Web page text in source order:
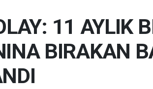
11 AYLIK
BIRAKAN